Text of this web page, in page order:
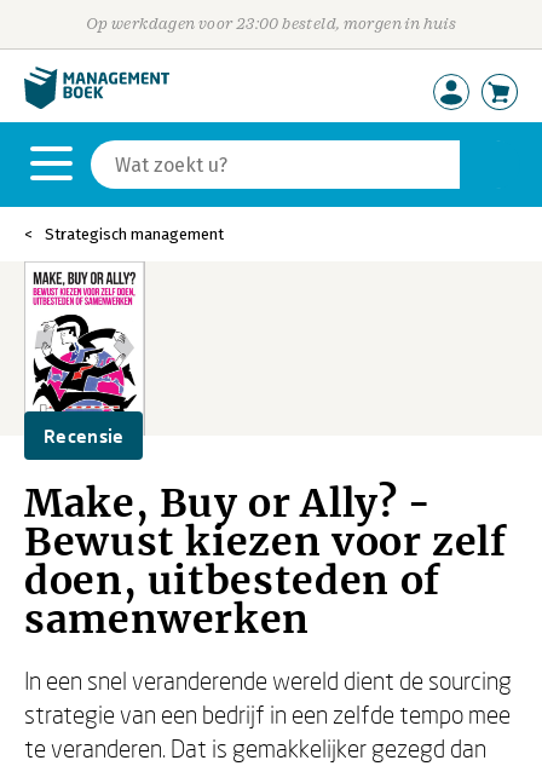
Op werkdagen voor 23:00 besteld, morgen in huis
Strategisch management
Recensie
Make, Buy or Ally? -
Bewust kiezen voor zelf
doen, uitbesteden of
samenwerken
In een snel veranderende wereld dient de sourcing
strategie van een bedrijf in een zelfde tempo mee
te veranderen. Dat is gemakkelijker gezegd dan